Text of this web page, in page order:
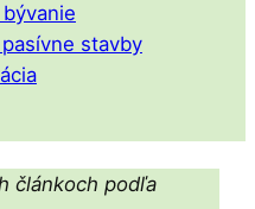
stavby
článkoch podľa